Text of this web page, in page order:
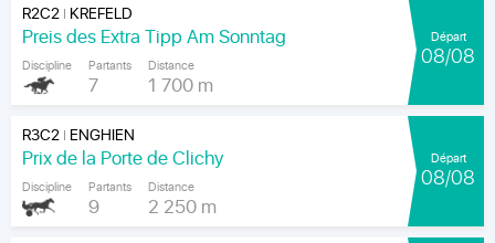
R2C2| KREFELD
Preis des Extra Tipp Am Sonntag
Discipline Partants
7
Distance
1 700 m
Départ
08/08
R3C2| ENGHIEN
Prix de la Porte de Clichy
Discipline Partants
9
Distance
2 250 m
Départ
08/08